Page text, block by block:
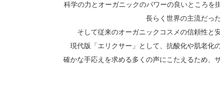
科学の力とオーガニックのパワーの良いところを
長らく世界の主流だっ
そして従来のオーガニックコスメの信頼性と
現代版「エリクサー」として、抗酸化や肌老化
確かな手応えを求める多くの声にこたえるため、